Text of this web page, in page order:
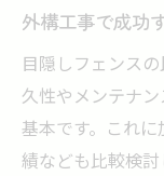
外構工事で成功
目隠しフェンス
久性やメンテナ
基本です。これ
績なども比較検討